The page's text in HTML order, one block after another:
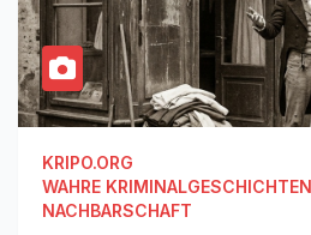
KRIPO.ORG
WAHRE
NACHBARSCHAFT